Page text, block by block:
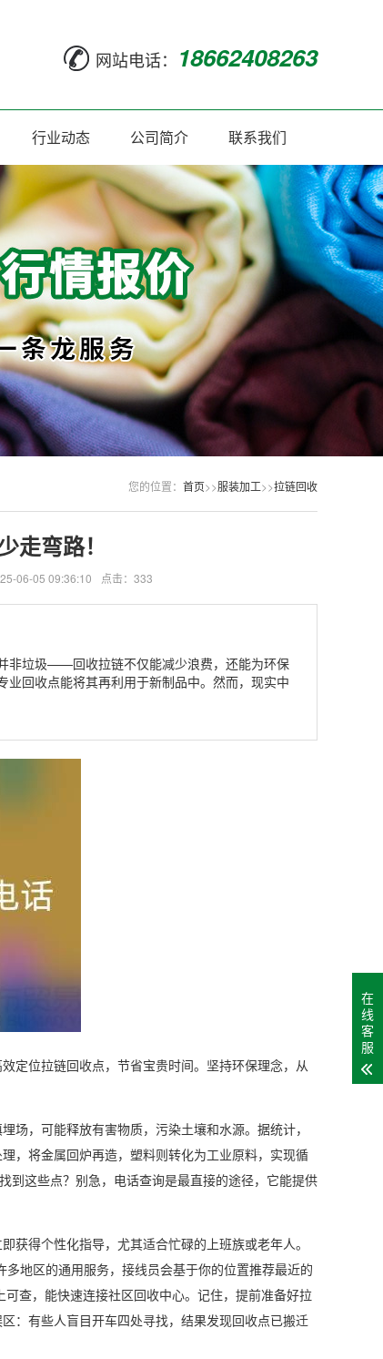
网站电话： 18662408263
行业动态 公司简介 联系我们
您的位置： 首页>>服装加工>>拉链回收
走弯路！
06-05 09:36:10 点击：333
非垃圾——回收拉链不仅能减少浪费，还能为环保
回收点能将其再利用于新制品中。然而，现实中
定位拉链回收点，节省宝贵时间。坚持环保理念，从
场，可能释放有害物质，污染土壤和水源。据统计，
，将金属回炉再造，塑料则转化为工业原料，实现循
到这些点？别急，电话查询是最直接的途径，它能提供
得个性化指导，尤其适合忙碌的上班族或老年人。
地区的通用服务，接线员会基于你的位置推荐最近的
查，能快速连接社区回收中心。记住，提前准备好拉
：有些人盲目开车四处寻找，结果发现回收点已搬迁
在
线
客
服